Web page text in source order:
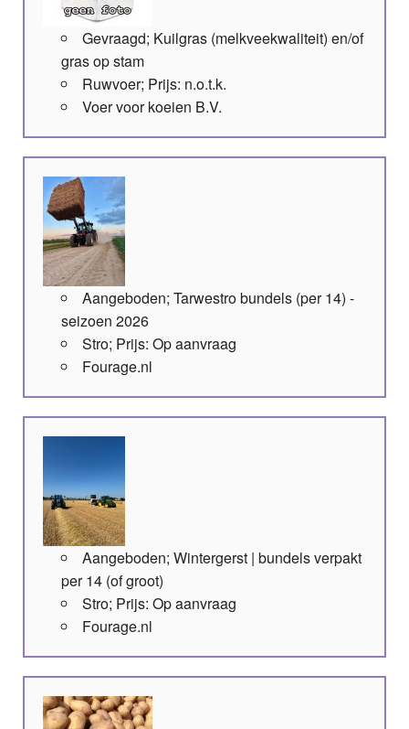
Gevraagd; Kuilgras (melkveekwaliteit) en/of
gras op stam
Ruwvoer; Prijs: n.o.t.k.
Voer voor koeien B.V.
Aangeboden; Tarwestro bundels (per 14) -
seizoen 2026
Stro; Prijs: Op aanvraag
Fourage.nl
Aangeboden; Wintergerst | bundels verpakt
per 14 (of groot)
Stro; Prijs: Op aanvraag
Fourage.nl